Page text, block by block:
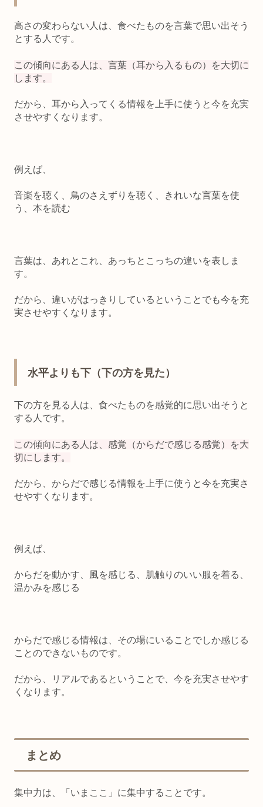
高さの変わらない人は、食べたものを言葉で思い出そう
とする人です。
この傾向にある人は、言葉（耳から入るもの）を大切に
します。
だから、 耳から入ってくる情報を上手に使うと今を充実
させやすくなります。
例えば、
音楽を聴く、鳥のさえずりを聴く、きれいな言葉を使
う、本を読む
言葉は、あれとこれ、あっちとこっちの違いを表しま
す。
だから、 違いがはっきりしているということでも今を充
実させやすくなります。
水平よりも下（下の方を見た）
下の方を見る人は、食べたものを感覚的に思い出そうと
する人です。
この傾向にある人は、感覚（からだで感じる感覚）を大
切にします。
だから、 からだで感じる情報を上手に使うと今を充実さ
せやすくなります。
例えば、
からだを動かす、風を感じる、肌触りのいい服を着る、
温かみを感じる
からだで感じる情報は、その場にいることでしか感じる
ことのできないものです。
だから、
リアルであるということで、今を充実させやす
くなります。
まとめ
集中力は、「いまここ」に集中すること です。